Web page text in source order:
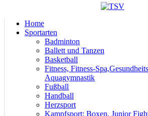
Home
Sportarten
Badminton
Ballett und Tanzen
Basketball
Fitness, Fitness-
Aquagymnastik
Fußball
Handball
Herzsport
Kampfsport: Boxen, Junior